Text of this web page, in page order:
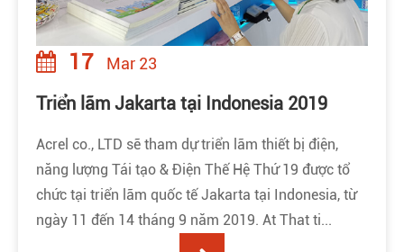
17 Mar 23
Triển lãm Jakarta tại Indonesia 2019
Acrel co., LTD sẽ tham dự triển lãm thiết bị điện,
năng lượng Tái tạo & Điện Thế Hệ Thứ 19 được tổ
chức tại triển lãm quốc tế Jakarta tại Indonesia, từ
ngày 11 đến 14 tháng 9 năm 2019. At That ti...